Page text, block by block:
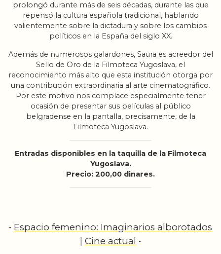
prolongó durante más de seis décadas, durante las que
repensó la cultura española tradicional, hablando
valientemente sobre la dictadura y sobre los cambios
políticos en la España del siglo XX.
Además de numerosos galardones, Saura es acreedor del
Sello de Oro de la Filmoteca Yugoslava, el
reconocimiento más alto que esta institución otorga por
una contribución extraordinaria al arte cinematográfico.
Por este motivo nos complace especialmente tener
ocasión de presentar sus películas al público
belgradense en la pantalla, precisamente, de la
Filmoteca Yugoslava.
Entradas disponibles en la taquilla de la Filmoteca
Yugoslava.
Precio: 200,00 dinares.
• Espacio femеnino: Imaginarios alborotados
| Cine actual •